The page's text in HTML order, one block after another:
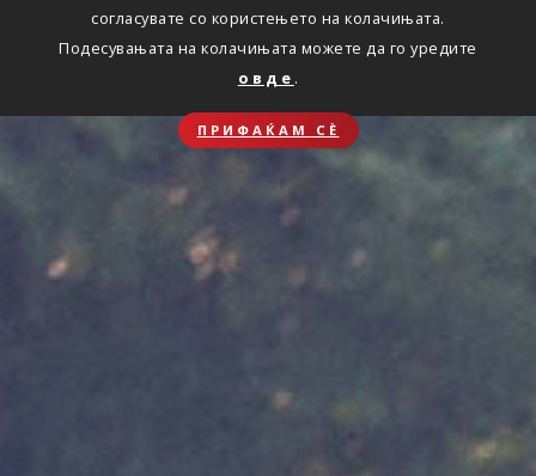
согласувате со користењето на колачињата.
Подесувањата на колачињата можете да го уредите
овде .
ПРИФАЌАМ СЀ